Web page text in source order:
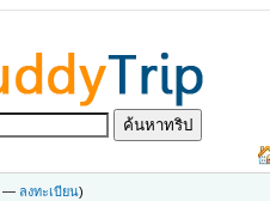
— ลงทะเบียน)